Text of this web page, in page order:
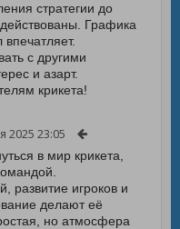
стратегии до
Графика
с другими
и азарт.
крикета!
2025 23:05
в мир крикета,
развитие игроков и
делают её
но атмосфера